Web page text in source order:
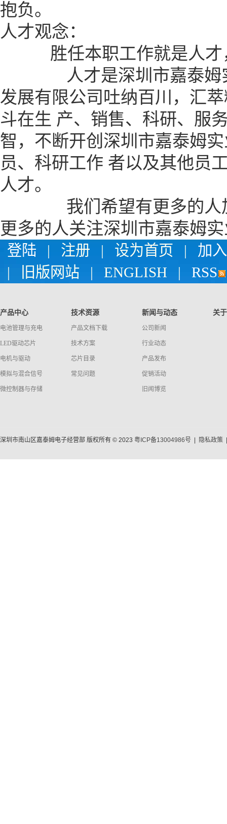
抱负。
人才观念：
胜任本职工作就是人才
人才是深圳市嘉泰姆实
发展有限公司吐纳百川，汇
斗在生 产、销售、科研、服
智，不断开创深圳市嘉泰姆
员、科研工作 者以及其他员
人才。
我们希望有更多的人加
更多的人关注深圳市嘉泰姆
登陆 | 注册 | 设为首页 |
加
|
旧版网站 | ENGLISH | RSS
产品中心
电池管理与充电
LED驱动芯片
电机与驱动
模拟与混合信号
微控制器与存储
技术资源
产品文档下载
技术方案
芯片目录
常见问题
新闻与动态
公司新闻
行业动态
产品发布
促销活动
旧闻博览
关
深圳市南山区嘉泰姆电子经营部 版权所有 © 2023 粤ICP备13004986号 隐私政策